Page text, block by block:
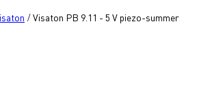
/Visaton PB 9.11 - 5 V piezo-summer